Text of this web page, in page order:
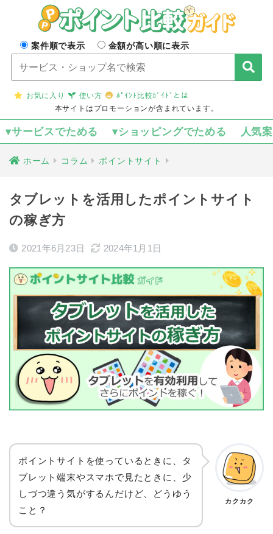
案件順で表示 金額が高い順に表示
お気に入り 使い方
ﾎﾟｲﾝﾄ比較ｶﾞｲﾄﾞとは
本サイトはプロモーションが含まれています。
▾サービスでためる ▾ショッピングでためる 人気
ホーム コラム ポイントサイト
タブレットを活用したポイントサイト
の稼ぎ方
2021年6月23日 2024年1月1日
ポイントサイトを使っているときに、タ
ブレット端末やスマホで見たときに、少
しづつ違う気がするんだけど、どうゆう
こと？
カクカク